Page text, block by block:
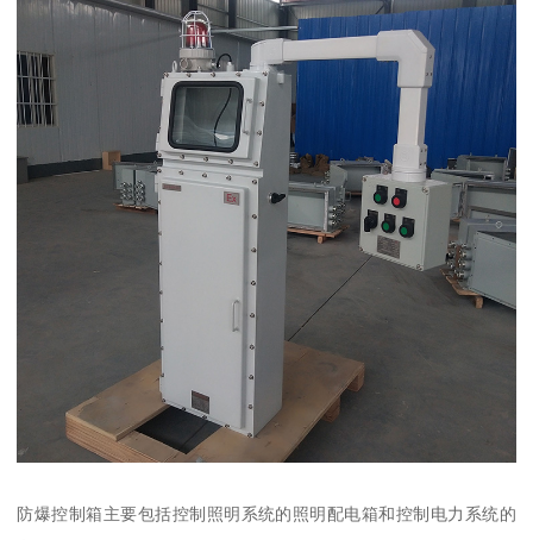
防爆控制箱主要包括控制照明系统的照明配电箱和控制电力系统的